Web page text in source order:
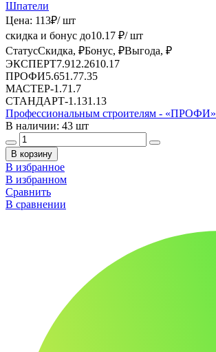
Шпатели
Цена: 113₽/ шт
скидка и бонус до10.17 ₽/ шт
СтатусСкидка, ₽Бонус, ₽Выгода, ₽
ЭКСПЕРТ7.91 2.2610.17
ПРОФИ5.651.77.35
МАСТЕР-1.71.7
СТАНДАРТ-1.131.13
Профессиональным строителям - «ПРОФИ»
В наличии: 43 шт
В корзину
В избранное
В избранном
Сравнить
В сравнении